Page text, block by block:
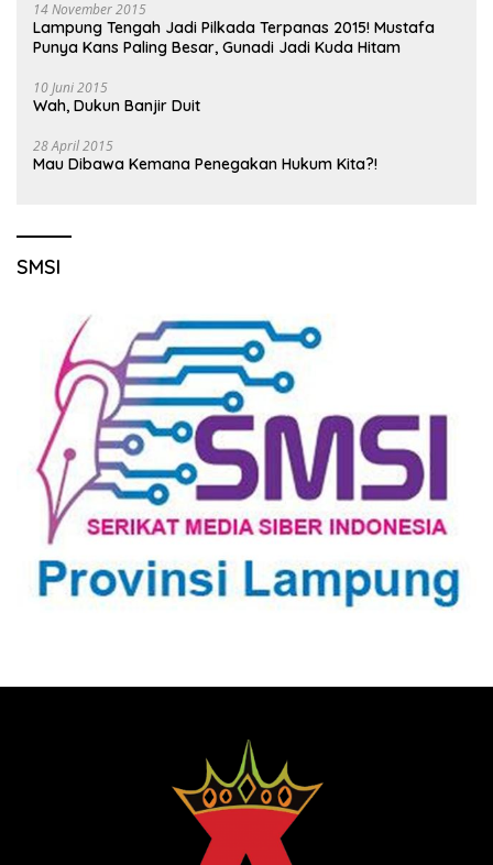
14 November 2015
Lampung Tengah Jadi Pilkada Terpanas 2015! Mustafa
Punya Kans Paling Besar, Gunadi Jadi Kuda Hitam
10 Juni 2015
Wah, Dukun Banjir Duit
28 April 2015
Mau Dibawa Kemana Penegakan Hukum Kita?!
SMSI